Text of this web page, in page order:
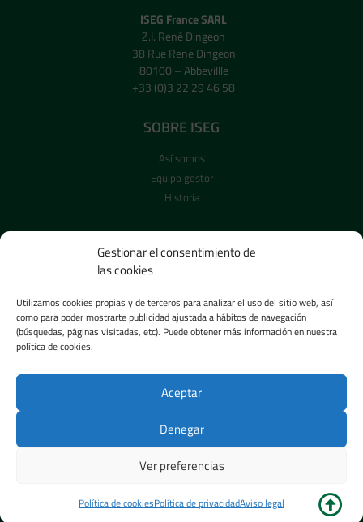
Gestionar el consentimiento de
las cookies
Utilizamos cookies propias y de terceros para analizar el uso del sitio web, así
como para poder mostrarte publicidad ajustada a hábitos de navegación
(búsquedas, páginas visitadas, etc). Puede obtener más información en nuestra
política de cookies.
Aceptar
Denegar
Ver preferencias
Política de cookiesPolítica de privacidadAviso legal
ISEG France SARL
Z.I. René Dingeon
38 Rue René Dingeon
80100 – Abbevillle
+33 (0)3 22 29 46 58
SOBRE ISEG
Así somos
Equipo gestor
Historia
CARRERA PROFESIONAL
Reclutamiento
SALA DE PRENSA
Imágenes
Vídeos
Política de privacidad–Política de cookies–Aviso legal–Canal Ético–Gestión de
Agencia ESI